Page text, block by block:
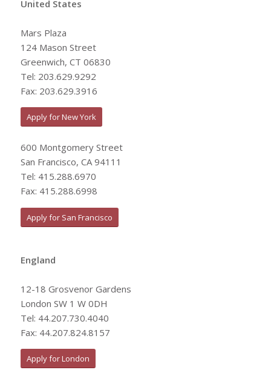
United States
Mars Plaza
124 Mason Street
Greenwich, CT 06830
Tel: 203.629.9292
Fax: 203.629.3916
Apply for New York
600 Montgomery Street
San Francisco, CA 94111
Tel: 415.288.6970
Fax: 415.288.6998
Apply for San Francisco
England
12-18 Grosvenor Gardens
London SW 1 W 0DH
Tel: 44.207.730.4040
Fax: 44.207.824.8157
Apply for London